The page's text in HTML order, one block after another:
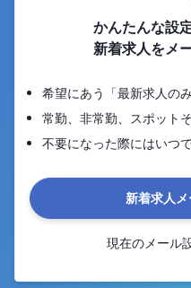
かんたんな設
新着求人をメ
希望にあう「最新求人の
常勤、非常勤、スポット
不要になった際にはいつ
新着求人
現在のメール